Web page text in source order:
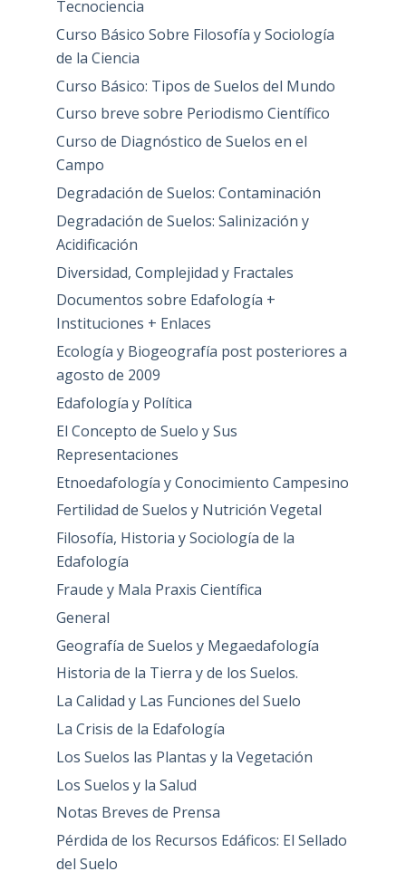
Tecnociencia
Curso Básico Sobre Filosofía y Sociología
de la Ciencia
Curso Básico: Tipos de Suelos del Mundo
Curso breve sobre Periodismo Científico
Curso de Diagnóstico de Suelos en el
Campo
Degradación de Suelos: Contaminación
Degradación de Suelos: Salinización y
Acidificación
Diversidad, Complejidad y Fractales
Documentos sobre Edafología +
Instituciones + Enlaces
Ecología y Biogeografía post posteriores a
agosto de 2009
Edafología y Política
El Concepto de Suelo y Sus
Representaciones
Etnoedafología y Conocimiento Campesino
Fertilidad de Suelos y Nutrición Vegetal
Filosofía, Historia y Sociología de la
Edafología
Fraude y Mala Praxis Científica
General
Geografía de Suelos y Megaedafología
Historia de la Tierra y de los Suelos.
La Calidad y Las Funciones del Suelo
La Crisis de la Edafología
Los Suelos las Plantas y la Vegetación
Los Suelos y la Salud
Notas Breves de Prensa
Pérdida de los Recursos Edáficos: El Sellado
del Suelo